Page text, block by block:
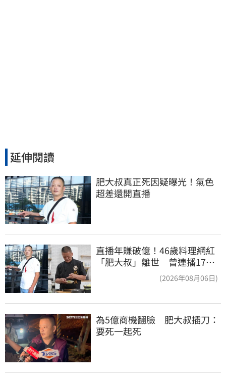
延伸閱讀
肥大叔真正死因疑曝光！氣色
超差還開直播
直播年賺破億！46歲料理網紅
「肥大叔」離世 曾連播17小
(2026年08月06日)
為5億商機翻臉　肥大叔插刀：
要死一起死